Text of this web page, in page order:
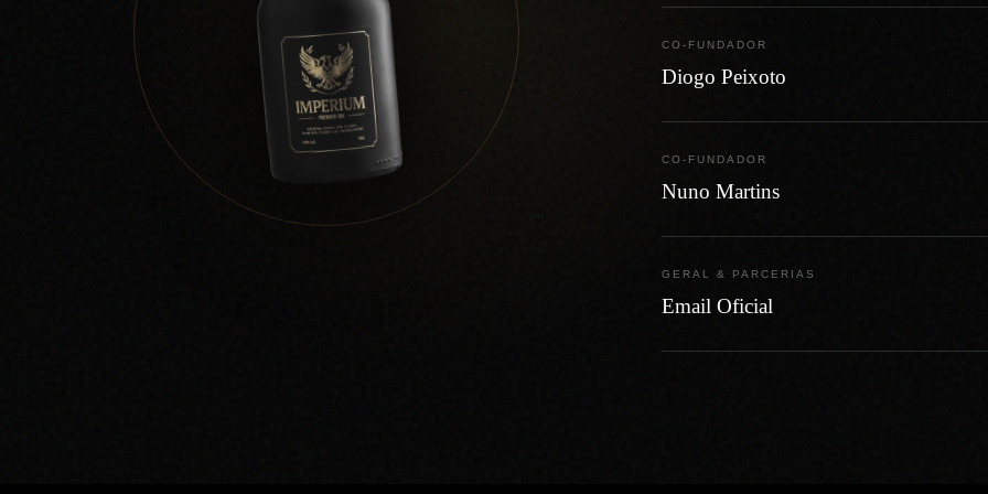
CO-FUNDADOR
Diogo Peixoto
CO-FUNDADOR
Nuno Martins
GERAL & PARCERIAS
Email Oficial